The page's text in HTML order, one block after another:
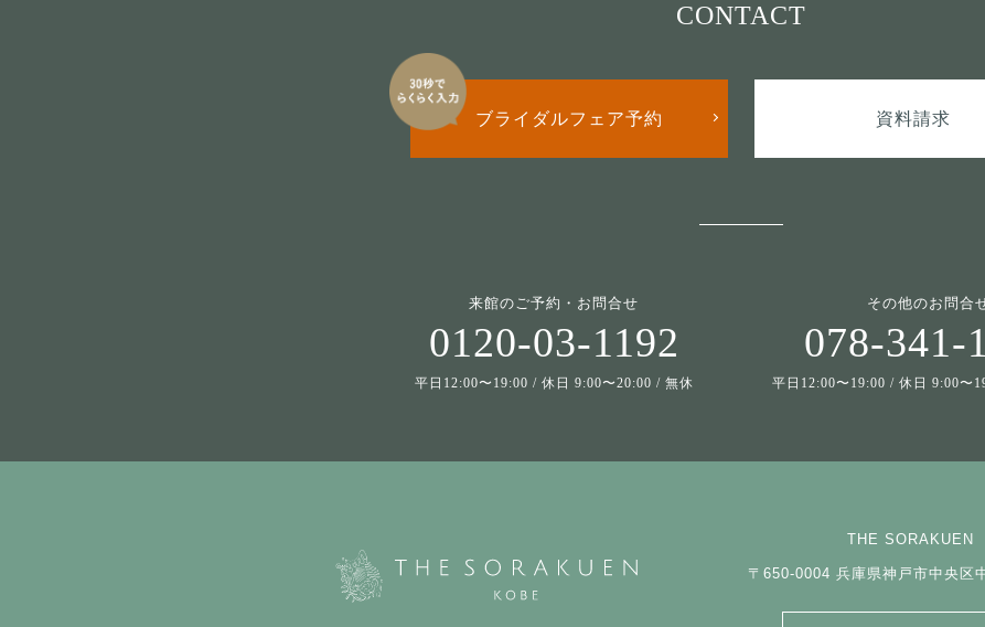
CONTACT
ブライダルフェア予約 資料請求
来館のご予約・お問合せ
0120-03-1192
平日12:00〜19:00 / 休日 9:00〜20:00 / 無休
その他のお問合
078-341-
平日12:00〜19:00 / 休日 9:00〜
THE SORAKUEN
〒650-0004 兵庫県神戸市中央区